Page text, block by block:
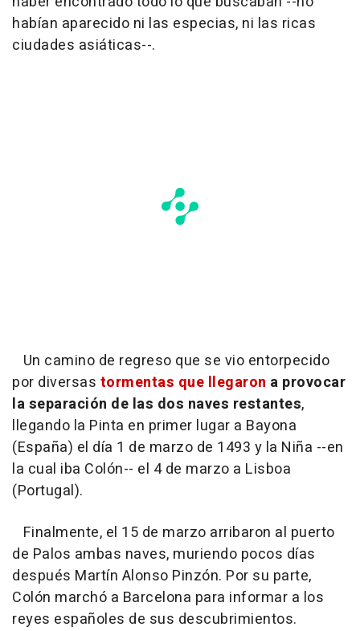
habían aparecido ni las especias, ni las ricas
ciudades asiáticas--.
Un camino de regreso que se vio entorpecido
por diversas tormentas que llegaron a provocar
la separación de las dos naves restantes,
llegando la Pinta en primer lugar a Bayona
(España) el día 1 de marzo de 1493 y la Niña --en
la cual iba Colón-- el 4 de marzo a Lisboa
(Portugal).
Finalmente, el 15 de marzo arribaron al puerto
de Palos ambas naves, muriendo pocos días
después Martín Alonso Pinzón. Por su parte,
Colón marchó a Barcelona para informar a los
reyes españoles de sus descubrimientos.